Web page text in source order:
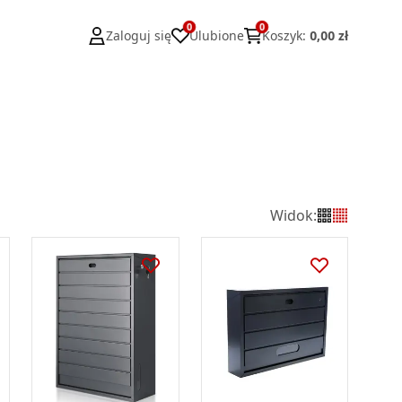
Zaloguj się
0
Ulubione
0
Koszyk: 0,00 zł
Widok: